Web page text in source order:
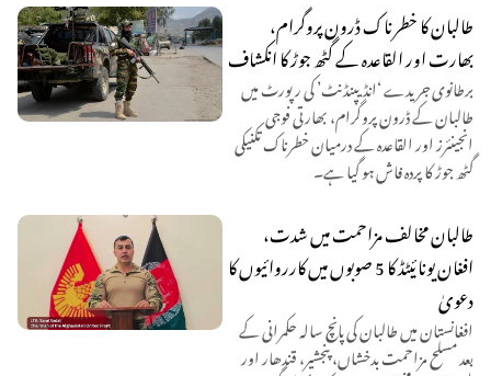
طالبان کا خطرناک ڈرون پروگرام،
بھارت اور القاعدہ کے گٹھ جوڑ کا انکشاف
برطانوی جریدے ‘انڈیپنڈنٹ’ کی رپورٹ میں
طالبان کے ڈرون پروگرام، بھارتی فوجی
انجینئرز اور القاعدہ کے درمیان خطرناک تکنیکی
گٹھ جوڑ کا پردہ فاش ہو گیا ہے۔
طالبان مخالف مزاحمت میں شدت،
افغان یونائیٹڈ کا 5 صوبوں میں کارروائیوں کا
دعویٰ
افغانستان میں طالبان کی پانچ سالہ حکمرانی کے
بعد مسلح مزاحمت بدخشاں، پنجشیر، قندھار اور